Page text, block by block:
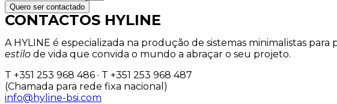
Quero ser contactado
CONTACTOS HYLINE
A HYLINE é especializada na produção de sistemas minimalistas
estilo de vida que convida o mundo a abraçar o seu projeto.
T +351 253 968 486 · T +351 253 968 487
(Chamada para rede fixa nacional)
info@hyline-bsi.com